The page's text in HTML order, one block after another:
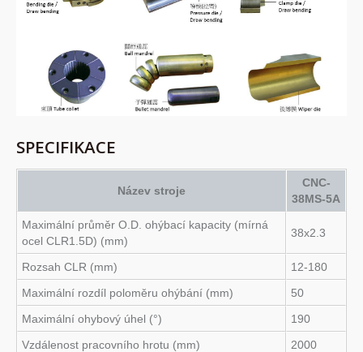
SPECIFIKACE
Název stroje
CNC-
38MS-5A
Maximální průměr O.D. ohýbací kapacity (mírná
ocel CLR1.5D) (mm)
38x2.3
Rozsah CLR (mm)
12-180
Maximální rozdíl poloměru ohýbání (mm)
50
Maximální ohybový úhel (°)
190
Vzdálenost pracovního hrotu (mm)
2000